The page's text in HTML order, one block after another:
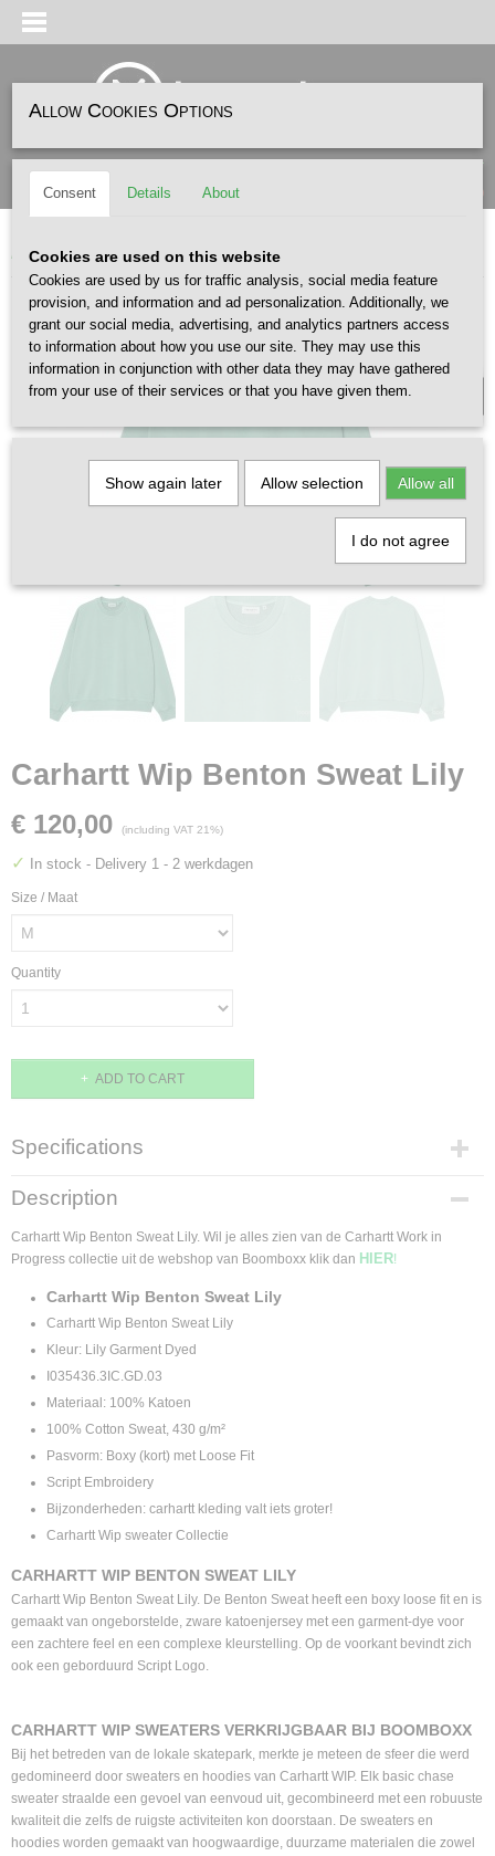
Log in Register SHOPPING CART
(0)
Home>FASHION >CARHARTT WIP>Carhartt Wip Benton Sweat Lily
UNISEX
Carhartt Wip Benton Sweat Lily
€ 120,00 (including VAT 21%)
✓ In stock - Delivery 1 - 2 werkdagen
Size / Maat
Quantity
ADD TO CART
Specifications
Product code
I035436.3IC.GD.03.M
Supplier product code
I035436.3IC.GD.03
Description
Carhartt Wip Benton Sweat Lily. Wil je alles zien van de Carhartt Work in
Progress collectie uit de webshop van Boomboxx klik dan HIER!
Carhartt Wip Benton Sweat Lily
Carhartt Wip Benton Sweat Lily
Kleur: Lily Garment Dyed
I035436.3IC.GD.03
Materiaal: 100% Katoen
100% Cotton Sweat, 430 g/m²
Pasvorm: Boxy (kort) met Loose Fit
Script Embroidery
Bijzonderheden: carhartt kleding valt iets groter!
Carhartt Wip sweater Collectie
CARHARTT WIP BENTON SWEAT LILY
Carhartt Wip Benton Sweat Lily. De Benton Sweat heeft een boxy loose fit en is
gemaakt van ongeborstelde, zware katoenjersey met een garment-dye voor
een zachtere feel en een complexe kleurstelling. Op de voorkant bevindt zich
ook een geborduurd Script Logo.
CARHARTT WIP SWEATERS VERKRIJGBAAR BIJ BOOMBOXX
Bij het betreden van de lokale skatepark, merkte je meteen de sfeer die werd
gedomineerd door sweaters en hoodies van Carhartt WIP. Elk basic chase
sweater straalde een gevoel van eenvoud uit, gecombineerd met een robuuste
kwaliteit die zelfs de ruigste activiteiten kon doorstaan. De sweaters en
hoodies worden gemaakt van hoogwaardige, duurzame materialen die zowel
Allow Cookies Options
Consent Details About
Cookies are used on this website
Cookies are used by us for traffic analysis, social media feature
provision, and information and ad personalization. Additionally, we
grant our social media, advertising, and analytics partners access
to information about how you use our site. They may use this
information in conjunction with other data they may have gathered
from your use of their services or that you have given them.
Show again later Allow selection Allow all
I do not agree